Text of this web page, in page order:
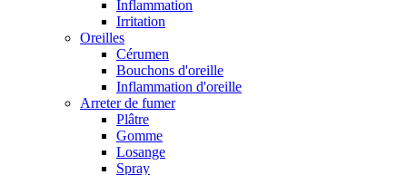
Inflammation
Irritation
Oreilles
Cérumen
Bouchons d'oreille
Inflammation d'oreille
Arreter de fumer
Plâtre
Gomme
Losange
Spray